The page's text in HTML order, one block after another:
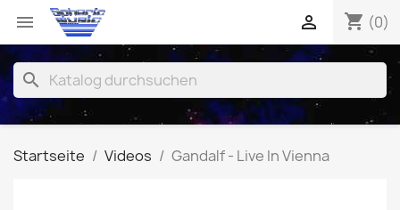
 shopping_cart (0)

search
Startseite Videos Gandalf - Live In Vienna